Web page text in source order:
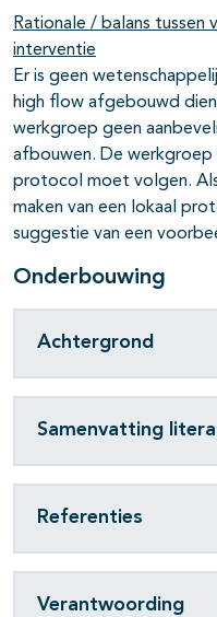
Rationale / balans tussen
interventie
Er is geen
high flow afgebouwd
werkgroep geen
afbouwen. De werkgroep
protocol moet volgen.
maken van een lokaal
suggestie van een
Onderbouwing
Achtergrond
Samenvatting
Referenties
Verantwoording